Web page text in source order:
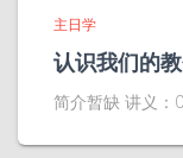
主日学
认识我们的
简介暂缺 讲义：